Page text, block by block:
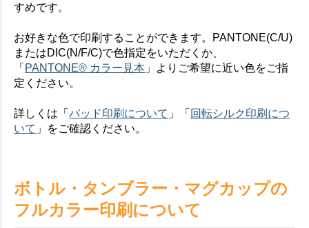
お買い物を続ける
すめです。
お好きな色で印刷することができます。PANTONE(C/U)
またはDIC(N/F/C)で色指定をいただくか、
「 PANTONE® カラー見本 」よりご希望に近い色をご指
定ください。
詳しくは「 パッド印刷について 」「 回転シルク印刷につ
いて 」をご確認ください。
ボトル・タンブラー・マグカップの
フルカラー印刷について